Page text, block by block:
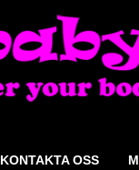
KONTAKTA OSS